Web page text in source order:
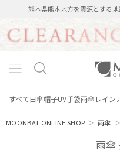
熊本県熊本地方を震源とする
すべて日傘帽子UV手袋雨傘 レイン
MOONBAT ONLINE SHOP ＞雨傘
雨傘